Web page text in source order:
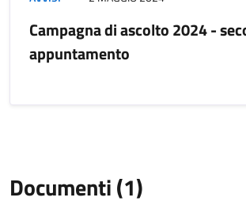
Campagna di ascolto 2024 -
appuntamento
Documenti (1)